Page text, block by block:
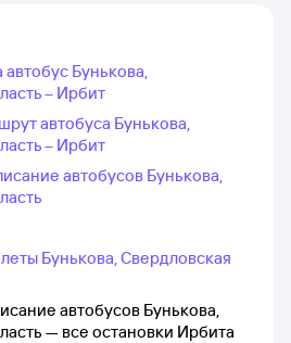
автобус Бунькова,
– Ирбит
автобуса Бунькова,
– Ирбит
автобусов Бунькова,
Бунькова, Свердловская
автобусов Бунькова,
— все остановки Ирбита